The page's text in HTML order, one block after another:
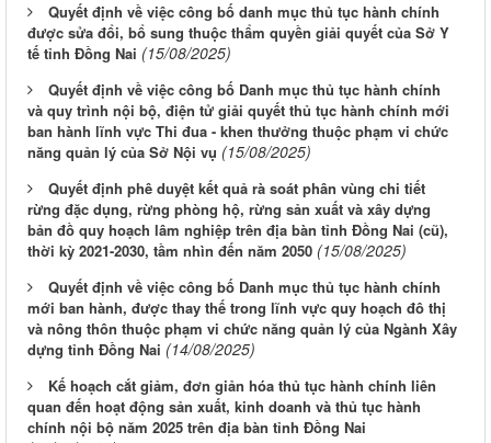
Quyết định về việc công bố danh mục thủ tục hành chính
được sửa đổi, bổ sung thuộc thẩm quyền giải quyết của Sở Y
tế tỉnh Đồng Nai (15/08/2025)
Quyết định về việc công bố Danh mục thủ tục hành chính
và quy trình nội bộ, điện tử giải quyết thủ tục hành chính mới
ban hành lĩnh vực Thi đua - khen thưởng thuộc phạm vi chức
năng quản lý của Sở Nội vụ (15/08/2025)
Quyết định phê duyệt kết quả rà soát phân vùng chi tiết
rừng đặc dụng, rừng phòng hộ, rừng sản xuất và xây dựng
bản đồ quy hoạch lâm nghiệp trên địa bàn tỉnh Đồng Nai (cũ),
thời kỳ 2021-2030, tầm nhìn đến năm 2050 (15/08/2025)
Quyết định về việc công bố Danh mục thủ tục hành chính
mới ban hành, được thay thế trong lĩnh vực quy hoạch đô thị
và nông thôn thuộc phạm vi chức năng quản lý của Ngành Xây
dựng tỉnh Đồng Nai (14/08/2025)
Kế hoạch cắt giảm, đơn giản hóa thủ tục hành chính liên
quan đến hoạt động sản xuất, kinh doanh và thủ tục hành
chính nội bộ năm 2025 trên địa bàn tỉnh Đồng Nai